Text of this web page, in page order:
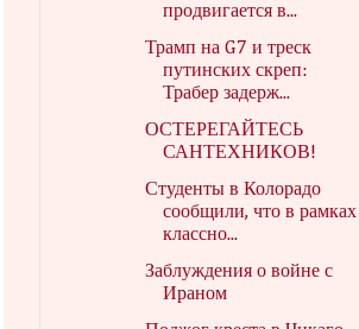
продвигается в...
Трамп на G7 и треск
путинских скреп:
Трабер задерж...
ОСТЕРЕГАЙТЕСЬ
САНТЕХНИКОВ!
Студенты в Колорадо
сообщили, что в рамках
классно...
Заблуждения о войне с
Ираном